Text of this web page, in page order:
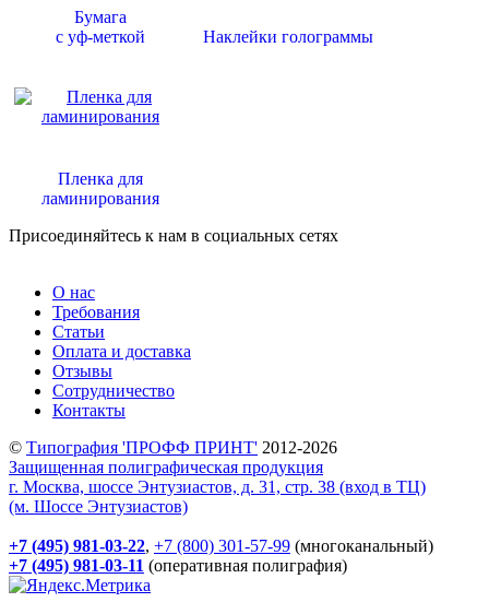
Бумага
с уф-меткой
Наклейки голограммы
Пленка для
ламинирования
Присоединяйтесь к нам в социальных сетях
О нас
Требования
Статьи
Оплата и доставка
Отзывы
Сотрудничество
Контакты
© Типография 'ПРОФФ ПРИНТ' 2012-2026
Защищенная полиграфическая продукция
г. Москва, шоссе Энтузиастов, д. 31, стр. 38 (вход в ТЦ)
(м. Шоссе Энтузиастов)
+7 (495) 981-03-22, +7 (800) 301-57-99 (многоканальный)
+7 (495) 981-03-11 (оперативная полиграфия)